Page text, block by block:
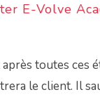
E-Volve
après toutes ces
le client. Il